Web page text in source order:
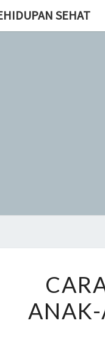
SEHAT
ANAK-